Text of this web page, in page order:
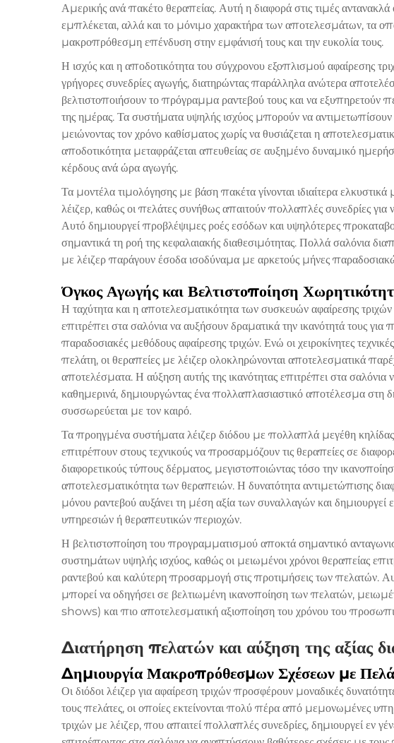
Αμερικής ανά πακέτο θεραπείας. Αυτή η διαφορά στις τιμές
εμπλέκεται, αλλά και το μόνιμο χαρακτήρα των αποτελεσμάτων, τα
μακροπρόθεσμη επένδυση στην εμφάνισή τους και την ευκολία τους.
Η ισχύς και η αποδοτικότητα του σύγχρονου εξοπλισμού αφαίρεσης
γρήγορες συνεδρίες αγωγής, διατηρώντας παράλληλα ανώτερα
βελτιστοποιήσουν το πρόγραμμα ραντεβού τους και να εξυπηρετούν
της ημέρας. Τα συστήματα υψηλής ισχύος μπορούν να
μειώνοντας τον χρόνο καθίσματος χωρίς να θυσιάζεται η
αποδοτικότητα μεταφράζεται απευθείας σε αυξημένο δυναμικό
κέρδους ανά ώρα αγωγής.
Τα μοντέλα τιμολόγησης με βάση πακέτα γίνονται ιδιαίτερα ελκυστικά
λέιζερ, καθώς οι πελάτες συνήθως απαιτούν πολλαπλές συνεδρίες για
Αυτό δημιουργεί προβλέψιμες ροές εσόδων και υψηλότερες
σημαντικά τη ροή της κεφαλαιακής διαθεσιμότητας. Πολλά σαλόνια
με λέιζερ παράγουν έσοδα ισοδύναμα με αρκετούς μήνες
Όγκος Αγωγής και Βελτιστοποίηση
Η ταχύτητα και η αποτελεσματικότητα των συσκευών αφαίρεσης
επιτρέπει στα σαλόνια να αυξήσουν δραματικά την ικανότητά τους
παραδοσιακές μεθόδους αφαίρεσης τριχών. Ενώ οι χειροκίνητες
πελάτη, οι θεραπείες με λέιζερ ολοκληρώνονται αποτελεσματικά
αποτελέσματα. Η αύξηση αυτής της ικανότητας επιτρέπει στα
καθημερινά, δημιουργώντας ένα πολλαπλασιαστικό αποτέλεσμα στη
συσσωρεύεται με τον καιρό.
Τα προηγμένα συστήματα λέιζερ διόδου με πολλαπλά μεγέθη
επιτρέπουν στους τεχνικούς να προσαρμόζουν τις θεραπείες σε
διαφορετικούς τύπους δέρματος, μεγιστοποιώντας τόσο την
αποτελεσματικότητα των θεραπειών. Η δυνατότητα αντιμετώπισης
μόνου ραντεβού αυξάνει τη μέση αξία των συναλλαγών και
υπηρεσιών ή θεραπευτικών περιοχών.
Η βελτιστοποίηση του προγραμματισμού αποκτά σημαντικό
συστημάτων υψηλής ισχύος, καθώς οι μειωμένοι χρόνοι θεραπείας
ραντεβού και καλύτερη προσαρμογή στις προτιμήσεις των πελατών.
μπορεί να οδηγήσει σε βελτιωμένη ικανοποίηση των πελατών,
shows) και πιο αποτελεσματική αξιοποίηση του χρόνου του
Διατήρηση πελατών και αύξηση της αξίας
Δημιουργία Μακροπρόθεσμων Σχέσεων με
Οι διόδοι λέιζερ για αφαίρεση τριχών προσφέρουν μοναδικές
τους πελάτες, οι οποίες εκτείνονται πολύ πέρα από μεμονωμένες
τριχών με λέιζερ, που απαιτεί πολλαπλές συνεδρίες, δημιουργεί εν